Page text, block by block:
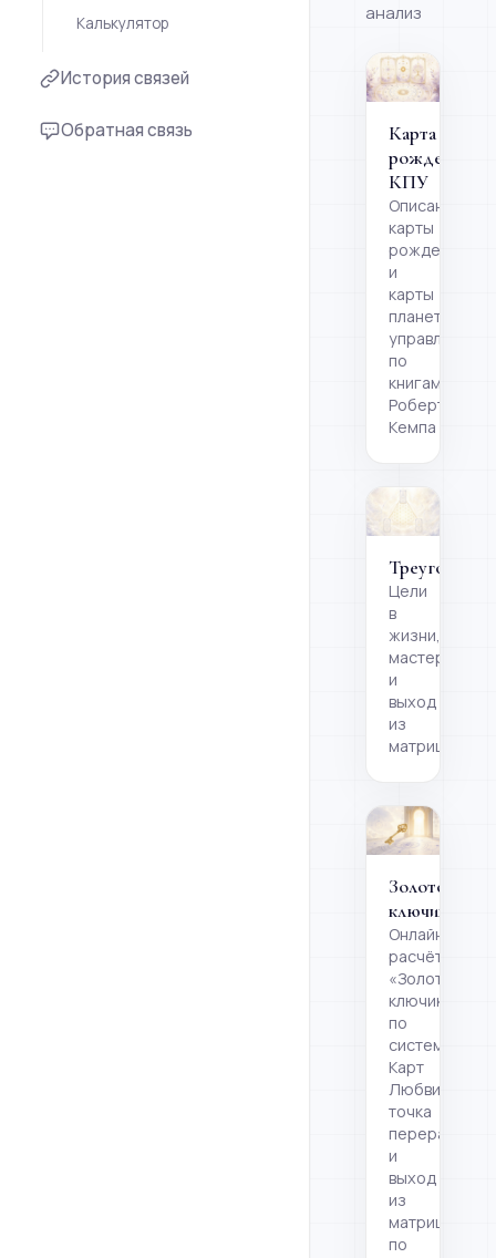
Калькулятор
История связей
Обратная связь
анализ
Карта
рождения
КПУ
Описание
карты
рождения
и
карты
планетарного
управления
по
книгам
Роберта
Кемпа
Цели
в
жизни,
мастерство
и
выход
из
матрицы
Золотой
ключик
Онлайн-
расчёт
«Золотой
ключик»
по
системе
Карт
Любви:
точка
перерасчёта
и
выход
из
матрицы
по